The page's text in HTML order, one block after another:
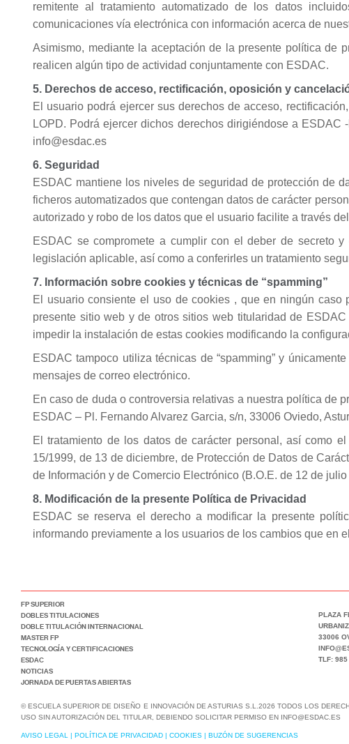
remitente al tratamiento automatizado de los datos
comunicaciones vía electrónica con información acerca de
Asimismo, mediante la aceptación de la presente política de
realicen algún tipo de actividad conjuntamente con ESDAC.
5. Derechos de acceso, rectificación, oposición y
El usuario podrá ejercer sus derechos de acceso,
LOPD. Podrá ejercer dichos derechos dirigiéndose a
info@esdac.es
6. Seguridad
ESDAC mantiene los niveles de seguridad de protección de
ficheros automatizados que contengan datos de carácter
autorizado y robo de los datos que el usuario facilite a través
ESDAC se compromete a cumplir con el deber de secreto
legislación aplicable, así como a conferirles un tratamiento
7. Información sobre cookies y técnicas de “spamming”
El usuario consiente el uso de cookies , que en ningún
presente sitio web y de otros sitios web titularidad de
impedir la instalación de estas cookies modificando la
ESDAC tampoco utiliza técnicas de “spamming” y
mensajes de correo electrónico.
En caso de duda o controversia relativas a nuestra política de
ESDAC – Pl. Fernando Alvarez Garcia, s/n, 33006 Oviedo,
El tratamiento de los datos de carácter personal, así como
15/1999, de 13 de diciembre, de Protección de Datos de
de Información y de Comercio Electrónico (B.O.E. de 12 de julio
8. Modificación de la presente Política de Privacidad
ESDAC se reserva el derecho a modificar la presente
informando previamente a los usuarios de los cambios que en
FP SUPERIOR
DOBLES TITULACIONES
DOBLE TITULACIÓN INTERNACIONAL
MASTER FP
TECNOLOGÍA Y CERTIFICACIONES
ESDAC
NOTICIAS
JORNADA DE PUERTAS ABIERTAS
PLAZA
33006
TLF:
© ESCUELA SUPERIOR DE DISEÑO E INNOVACIÓN DE ASTURIAS S.L.2026 TODOS LOS
USO SIN AUTORIZACIÓN DEL TITULAR, DEBIENDO SOLICITAR PERMISO EN INFO@ESDAC.ES
AVISO LEGAL | POLÍTICA DE PRIVACIDAD | COOKIES | BUZÓN DE SUGERENCIAS